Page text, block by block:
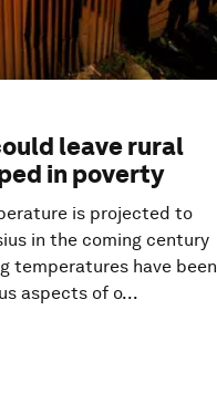
leave rural
in poverty
is projected to
in the coming century
temperatures have been
aspects of o...